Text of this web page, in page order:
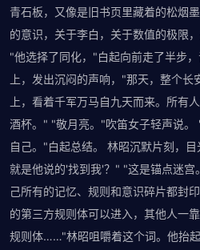
青石板，又像是旧书页里藏着的松烟
的意识，关于李白，关于数值的极限
"他选择了同化，"白起向前走了半步
上，发出沉闷的声响，"那天，整个
上，看着千军万马自九天而来。所有
酒杯。" "敬月亮。"吹笛女子轻声说
自己。"白起总结。 林昭沉默片刻，
就是他说的'找到我'？" "这是锚点迷宫
己所有的记忆、规则和意识碎片都封
的第三方规则体可以进入，其他人一
规则体……"林昭咀嚼着这个词。他抬